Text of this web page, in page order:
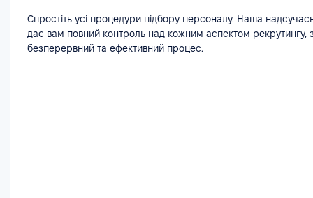
Спростіть усі процедури підбору персоналу. Наша
дає вам повний контроль над кожним аспектом рекрутингу,
безперервний та ефективний процес.